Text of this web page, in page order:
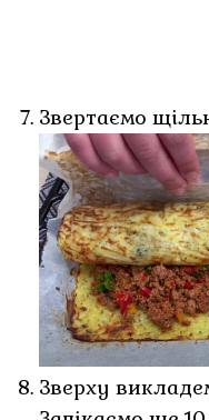
Звертаємо
Зверху